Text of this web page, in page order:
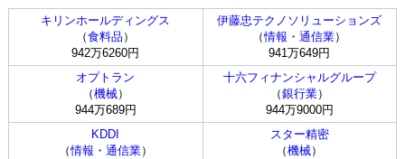
キリンホールディングス
（食料品 ）
942万6260円
伊藤忠テクノソリューションズ
（情報・通信業）
941万649円
オプトラン
（機械）
944万689円
十六フィナンシャルグループ
（銀行業）
944万9000円
KDDI
（情報・通信業）
スター精密
（機械）